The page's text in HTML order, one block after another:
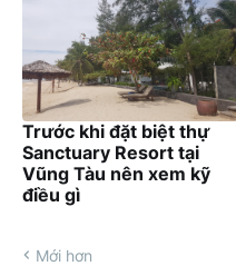
Trước khi đặt biệt thự
Sanctuary Resort tại
Vũng Tàu nên xem kỹ
điều gì
Mới hơn